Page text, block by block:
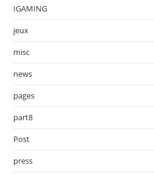
IGAMING
jeux
misc
news
pages
part8
Post
press